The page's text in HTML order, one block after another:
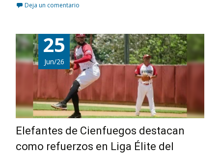
Deja un comentario
25
Jun/26
Elefantes de Cienfuegos destacan
como refuerzos en Liga Élite del